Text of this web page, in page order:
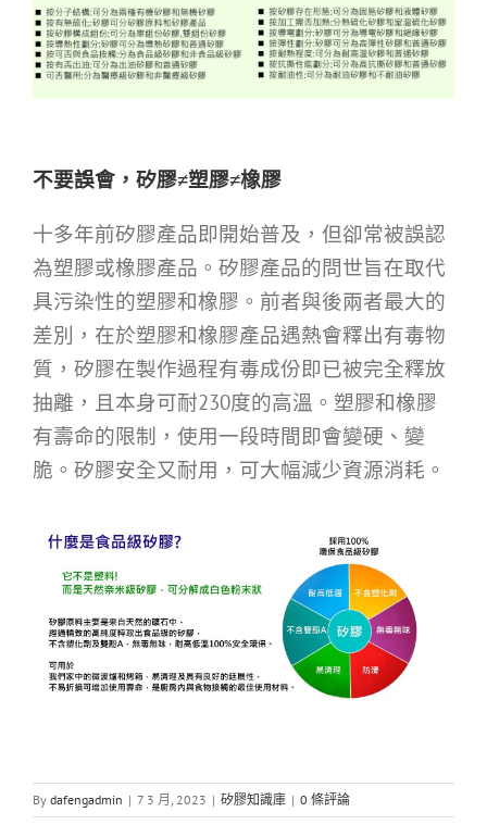
不要誤會，矽膠≠塑膠≠橡膠
十多年前矽膠產品即開始普及，但卻常被誤認
為塑膠或橡膠產品。矽膠產品的問世旨在取代
具污染性的塑膠和橡膠。前者與後兩者最大的
差別，在於塑膠和橡膠產品遇熱會釋出有毒物
質，矽膠在製作過程有毒成份即已被完全釋放
抽離，且本身可耐230度的高溫。塑膠和橡膠
有壽命的限制，使用一段時間即會變硬、變
脆。矽膠安全又耐用，可大幅減少資源消耗。
By dafengadmin | 7 3 月, 2023 | 矽膠知識庫 | 0 條評論